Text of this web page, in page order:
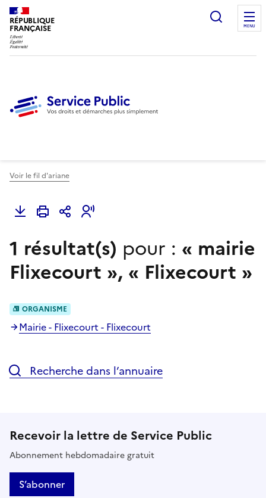
RÉPUBLIQUE
FRANÇAISE
Ouvrir
MENU
Voir le fil d'ariane
1 résultat(s) pour : « mairie
Flixecourt », « Flixecourt »
ORGANISME
Mairie - Flixecourt - Flixecourt
Recherche dans l’annuaire
Recevoir la lettre de Service Public
Abonnement hebdomadaire gratuit
S’abonner